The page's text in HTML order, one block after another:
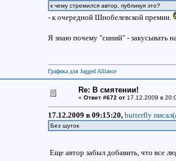
к чему стремился автор, публикуя это?
- к очередной Шнобелевской премии.
Я знаю почему "синий" - закусывать
Графика для Jagged Alliance
Re: В смятении!
« Ответ #672 от17.12.2009 в
17.12.2009 в 09:15:20, butterfly
Без шуток
Еще автор забыл добавить, что все